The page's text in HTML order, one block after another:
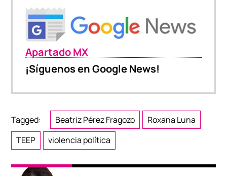
Apartado MX
¡Síguenos en Google News!
Tagged: Beatriz Pérez Fragozo
Roxana Luna
TEEP
violencia política